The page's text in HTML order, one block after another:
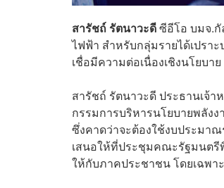
สารัชถ์ รัตนาวะดีซีอีโอ บมจ.กั
ไฟฟ้า สำหรับกลุ่มรายได้เปรา
เชื่อมีความต่อเนื่องเชิงนโยบาย
สารัชถ์ รัตนาวะดี ประธานเจ้
กรรมการบริหารนโยบายพลัง
ซึ่งคาดว่าจะต้องใช้งบประมา
เสนอให้ที่ประชุมคณะรัฐมนตรี
ให้กับภาคประชาชน โดยเฉพา